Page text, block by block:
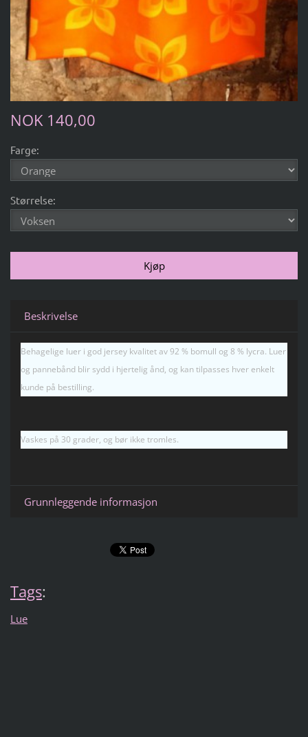
NOK 140,00
Farge:
Størrelse:
Beskrivelse
Behagelige luer i god jersey kvalitet av 92 % bomull og 8 % lycra. Luer
og pannebånd blir sydd i hjertelig ånd, og kan tilpasses hver enkelt
kunde på bestilling.
Vaskes på 30 grader, og bør ikke tromles.
Grunnleggende informasjon
Tags:
Lue